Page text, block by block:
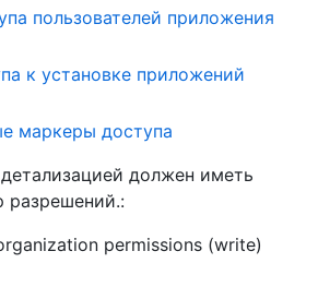
пользователей приложения
к установке приложений
маркеры доступа
должен иметь
разрешений.:
permissions (write)